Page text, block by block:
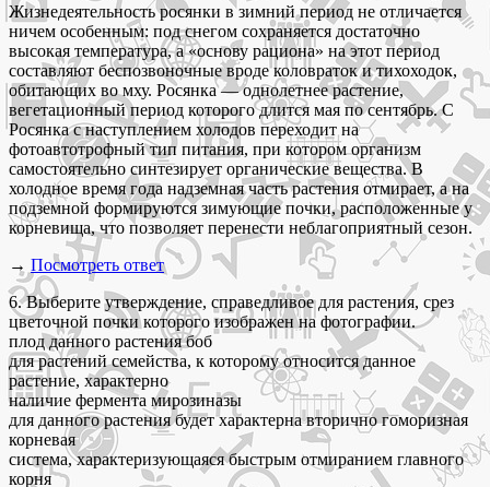
Жизнедеятельность росянки в зимний период не отличается
ничем особенным: под снегом сохраняется достаточно
высокая температура, а «основу рациона» на этот период
составляют беспозвоночные вроде коловраток и тихоходок,
обитающих во мху. Росянка — однолетнее растение,
вегетационный период которого длится мая по сентябрь. C
Росянка с наступлением холодов переходит на
фотоавтотрофный тип питания, при котором организм
самостоятельно синтезирует органические вещества. В
холодное время года надземная часть растения отмирает, а на
подземной формируются зимующие почки, расположенные у
корневища, что позволяет перенести неблагоприятный сезон.
→ Посмотреть ответ
6. Выберите утверждение, справедливое для растения, срез
цветочной почки которого изображен на фотографии.
плод данного растения боб
для растений семейства, к которому относится данное
растение, характерно
наличие фермента мирозиназы
для данного растения будет характерна вторично гоморизная
корневая
система, характеризующаяся быстрым отмиранием главного
корня